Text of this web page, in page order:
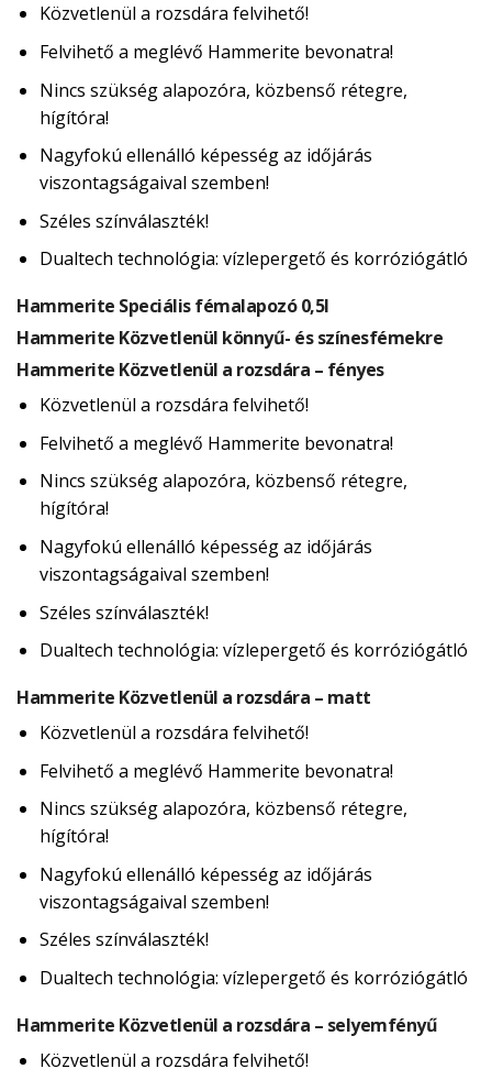
Közvetlenül a rozsdára felvihető!
Felvihető a meglévő Hammerite bevonatra!
Nincs szükség alapozóra, közbenső rétegre,
hígítóra!
Nagyfokú ellenálló képesség az időjárás
viszontagságaival szemben!
Széles színválaszték!
Dualtech technológia: vízlepergető és korróziógátló
Hammerite Speciális fémalapozó 0,5l
Hammerite Közvetlenül könnyű- és színesfémekre
Hammerite Közvetlenül a rozsdára – fényes
Közvetlenül a rozsdára felvihető!
Felvihető a meglévő Hammerite bevonatra!
Nincs szükség alapozóra, közbenső rétegre,
hígítóra!
Nagyfokú ellenálló képesség az időjárás
viszontagságaival szemben!
Széles színválaszték!
Dualtech technológia: vízlepergető és korróziógátló
Hammerite Közvetlenül a rozsdára – matt
Közvetlenül a rozsdára felvihető!
Felvihető a meglévő Hammerite bevonatra!
Nincs szükség alapozóra, közbenső rétegre,
hígítóra!
Nagyfokú ellenálló képesség az időjárás
viszontagságaival szemben!
Széles színválaszték!
Dualtech technológia: vízlepergető és korróziógátló
Hammerite Közvetlenül a rozsdára – selyemfényű
Közvetlenül a rozsdára felvihető!